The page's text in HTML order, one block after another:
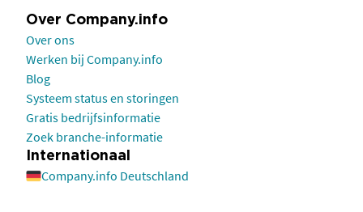
Over Company.info
Over ons
Werken bij Company.info
Blog
Systeem status en storingen
Gratis bedrijfsinformatie
Zoek branche-informatie
Internationaal
Company.info Deutschland